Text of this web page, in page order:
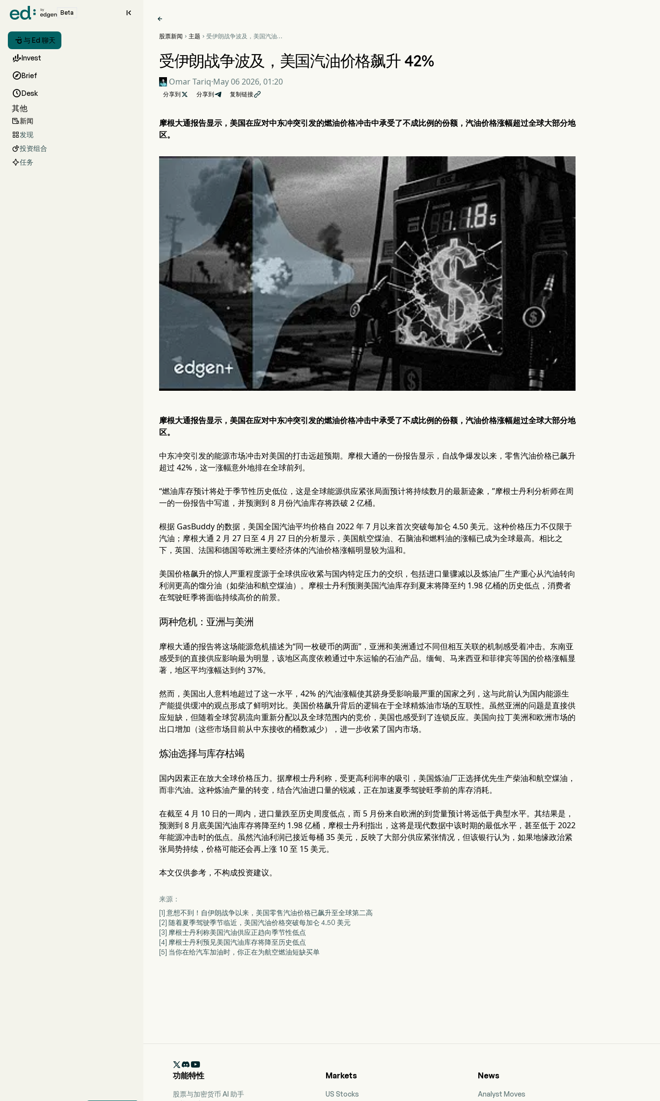
Beta 
 与 Ed 聊天
Invest
Brief
Desk
其他
新闻
发现
投资组合
任务

股票新闻  主题  受伊朗战争波及，美国汽油价
受伊朗战争波及，美国汽油价格飙升 42%
Omar Tariq·May 06 2026, 01:20
分享到  分享到 复制链接
摩根大通报告显示，美国在应对中东冲突引发的燃油价格冲击中承受了不成比例的份额，汽油价格涨幅超过全球大部分地
区。
摩根大通报告显示，美国在应对中东冲突引发的燃油价格冲击中承受了不成比例的份额，汽油价格涨幅超过全球大部分地
区。
中东冲突引发的能源市场冲击对美国的打击远超预期。摩根大通的一份报告显示，自战争爆发以来，零售汽油价格已飙升
超过 42%，这一涨幅意外地排在全球前列。
“燃油库存预计将处于季节性历史低位，这是全球能源供应紧张局面预计将持续数月的最新迹象，”摩根士丹利分析师在周
一的一份报告中写道，并预测到 8 月份汽油库存将跌破 2 亿桶。
根据 GasBuddy 的数据，美国全国汽油平均价格自 2022 年 7 月以来首次突破每加仑 4.50 美元。这种价格压力不仅限于
汽油；摩根大通 2 月 27 日至 4 月 27 日的分析显示，美国航空煤油、石脑油和燃料油的涨幅已成为全球最高。相比之
下，英国、法国和德国等欧洲主要经济体的汽油价格涨幅明显较为温和。
美国价格飙升的惊人严重程度源于全球供应收紧与国内特定压力的交织，包括进口量骤减以及炼油厂生产重心从汽油转向
利润更高的馏分油（如柴油和航空煤油）。摩根士丹利预测美国汽油库存到夏末将降至约 1.98 亿桶的历史低点，消费者
在驾驶旺季将面临持续高价的前景。
两种危机：亚洲与美洲
摩根大通的报告将这场能源危机描述为“同一枚硬币的两面”，亚洲和美洲通过不同但相互关联的机制感受着冲击。东南亚
感受到的直接供应影响最为明显，该地区高度依赖通过中东运输的石油产品。缅甸、马来西亚和菲律宾等国的价格涨幅显
著，地区平均涨幅达到约 37%。
然而，美国出人意料地超过了这一水平，42% 的汽油涨幅使其跻身受影响最严重的国家之列，这与此前认为国内能源生
产能提供缓冲的观点形成了鲜明对比。美国价格飙升背后的逻辑在于全球精炼油市场的互联性。虽然亚洲的问题是直接供
应短缺，但随着全球贸易流向重新分配以及全球范围内的竞价，美国也感受到了连锁反应。美国向拉丁美洲和欧洲市场的
出口增加（这些市场目前从中东接收的桶数减少），进一步收紧了国内市场。
炼油选择与库存枯竭
国内因素正在放大全球价格压力。据摩根士丹利称，受更高利润率的吸引，美国炼油厂正选择优先生产柴油和航空煤油，
而非汽油。这种炼油产量的转变，结合汽油进口量的锐减，正在加速夏季驾驶旺季前的库存消耗。
在截至 4 月 10 日的一周内，进口量跌至历史周度低点，而 5 月份来自欧洲的到货量预计将远低于典型水平。其结果是，
预测到 8 月底美国汽油库存将降至约 1.98 亿桶，摩根士丹利指出，这将是现代数据中该时期的最低水平，甚至低于 2022
年能源冲击时的低点。虽然汽油利润已接近每桶 35 美元，反映了大部分供应紧张情况，但该银行认为，如果地缘政治紧
张局势持续，价格可能还会再上涨 10 至 15 美元。
本文仅供参考，不构成投资建议。
来源：
[1] 意想不到！自伊朗战争以来，美国零售汽油价格已飙升至全球第二高
[2] 随着夏季驾驶季节临近，美国汽油价格突破每加仑 4.50 美元
[3] 摩根士丹利称美国汽油供应正趋向季节性低点
[4] 摩根士丹利预见美国汽油库存将降至历史低点
[5] 当你在给汽车加油时，你正在为航空燃油短缺买单

功能特性
股票与加密货币 AI 助手
Markets
US Stocks
News
Analyst Moves